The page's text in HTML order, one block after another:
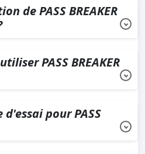
ne stocke pas les mots de
de PASS BREAKER
pour fonctionner.
PASS BREAKER
et fonctionnalité à
pour PASS